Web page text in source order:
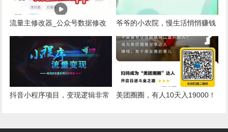
流量主修改器_公众号数据修改
器_网页+app
爷爷的小农院，慢生活悄悄赚钱
抖音小程序项目，变现逻辑非常
【揭秘】
美团圈圈，有人10天入19000！